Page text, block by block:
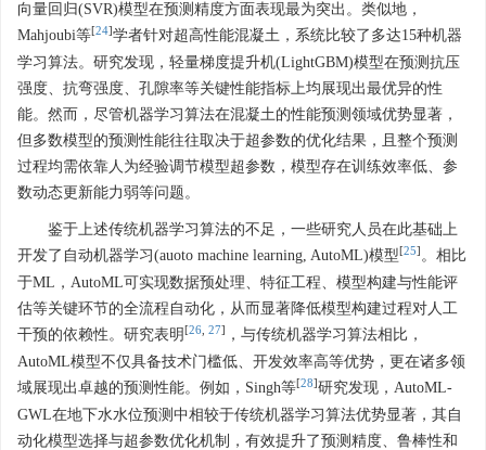
向量回归(SVR)模型在预测精度方面表现最为突出。类似地，
Mahjoubi等[24]学者针对超高性能混凝土，系统比较了多达15种机器
学习算法。研究发现，轻量梯度提升机(LightGBM)模型在预测抗压
强度、抗弯强度、孔隙率等关键性能指标上均展现出最优异的性
能。然而，尽管机器学习算法在混凝土的性能预测领域优势显著，
但多数模型的预测性能往往取决于超参数的优化结果，且整个预测
过程均需依靠人为经验调节模型超参数，模型存在训练效率低、参
数动态更新能力弱等问题。
鉴于上述传统机器学习算法的不足，一些研究人员在此基础上
开发了自动机器学习(auoto machine learning, AutoML)模型[25] 。相比
于ML，AutoML可实现数据预处理、特征工程、模型构建与性能评
估等关键环节的全流程自动化，从而显著降低模型构建过程对人工
干预的依赖性。研究表明 [26 27]
，与传统机器学习算法相比，
AutoML模型不仅具备技术门槛低、开发效率高等优势，更在诸多领
域展现出卓越的预测性能。例如，Singh等[28]研究发现，AutoML-
GWL在地下水水位预测中相较于传统机器学习算法优势显著，其自
动化模型选择与超参数优化机制，有效提升了预测精度、鲁棒性和